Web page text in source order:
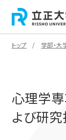
トップ 学部・大
心理学
よび研